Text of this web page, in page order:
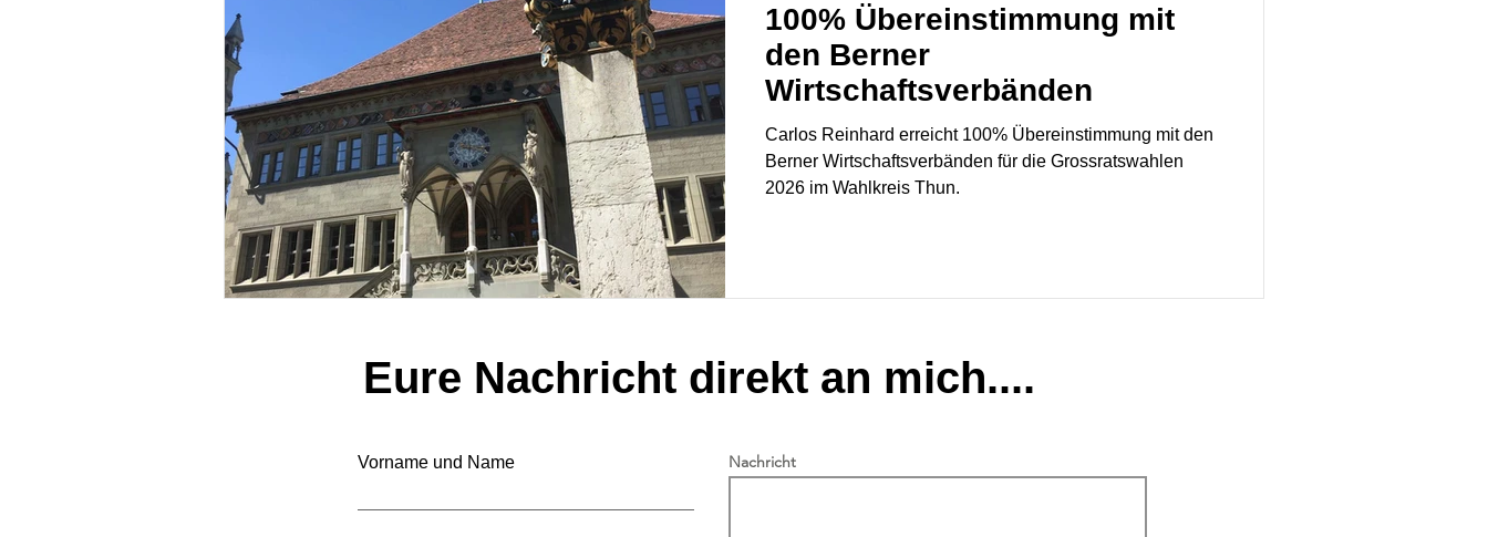
100% Übereinstimmung mit
den Berner
Wirtschaftsverbänden
Carlos Reinhard erreicht 100% Übereinstimmung mit den
Berner Wirtschaftsverbänden für die Grossratswahlen
2026 im Wahlkreis Thun.
Eure Nachricht direkt an mich....
Vorname und Name Nachricht